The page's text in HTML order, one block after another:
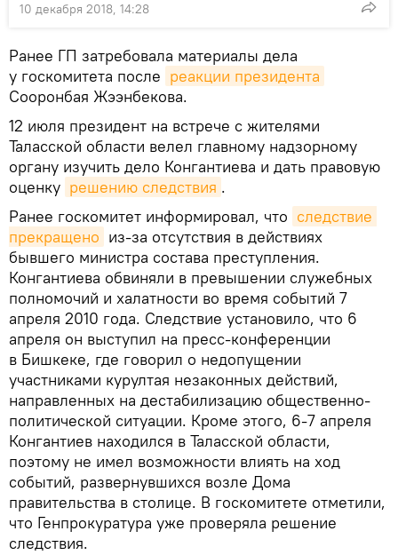
10 декабря 2018, 14:28
Ранее ГП затребовала материалы дела
у госкомитета после реакции президента
Сооронбая Жээнбекова.
12 июля президент на встрече с жителями
Таласской области велел главному надзорному
органу изучить дело Конгантиева и дать правовую
оценку решению следствия .
Ранее госкомитет информировал, что следствие
прекращено из-за отсутствия в действиях
бывшего министра состава преступления.
Конгантиева обвиняли в превышении служебных
полномочий и халатности во время событий 7
апреля 2010 года. Следствие установило, что 6
апреля он выступил на пресс-конференции
в Бишкеке, где говорил о недопущении
участниками курултая незаконных действий,
направленных на дестабилизацию общественно-
политической ситуации. Кроме этого, 6-7 апреля
Конгантиев находился в Таласской области,
поэтому не имел возможности влиять на ход
событий, развернувшихся возле Дома
правительства в столице. В госкомитете отметили,
что Генпрокуратура уже проверяла решение
следствия.